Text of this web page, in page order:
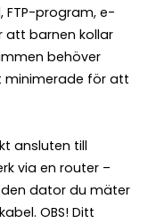
FTP-program, e-
att barnen kollar
behöver
minimerade för att
ansluten till
via en router –
dator du mäter
OBS! Ditt